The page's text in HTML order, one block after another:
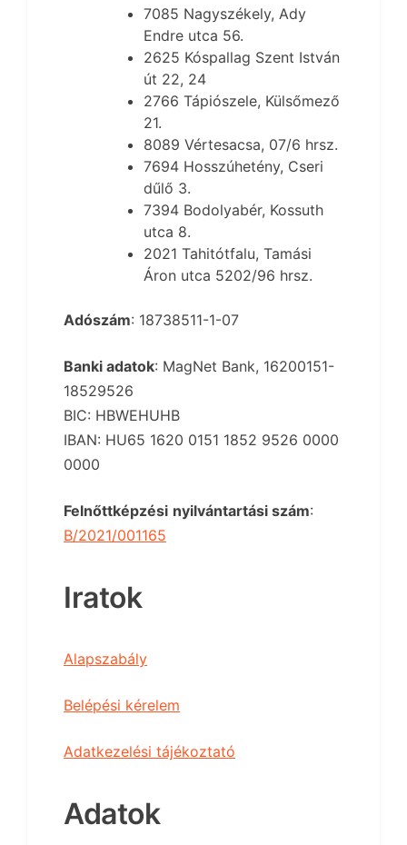
7085 Nagyszékely, Ady
Endre utca 56.
2625 Kóspallag Szent István
út 22, 24
2766 Tápiószele, Külsőmező
21.
8089 Vértesacsa, 07/6 hrsz.
7694 Hosszúhetény, Cseri
dűlő 3.
7394 Bodolyabér, Kossuth
utca 8.
2021 Tahitótfalu, Tamási
Áron utca 5202/96 hrsz.
Adószám: 18738511-1-07
Banki adatok: MagNet Bank, 16200151-
18529526
BIC: HBWEHUHB
IBAN: HU65 1620 0151 1852 9526 0000
0000
Felnőttképzési nyilvántartási szám:
B/2021/001165
Iratok
Alapszabály
Belépési kérelem
Adatkezelési tájékoztató
Adatok